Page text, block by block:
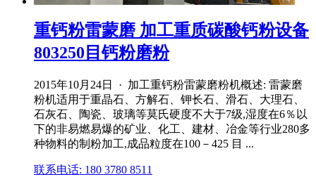
重钙粉雷蒙磨 加工重质碳酸钙粉设备
803250目钙粉磨粉
2015年10月24日 · 加工重钙粉雷蒙磨粉机概述: 雷蒙磨
粉机适用于重晶石、方解石、钾长石、滑石、大理石、
石灰石、陶瓷、玻璃等莫氏硬度不大于7级,湿度在6％以
下的非易燃易爆的矿业、化工、建材、冶金等行业280多
种物料的制粉加工,成品粒度在100－425 目 ...
联系电话: 180 3780 8511